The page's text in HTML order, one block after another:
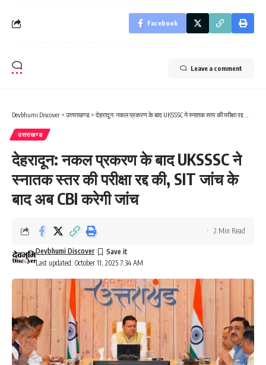
Facebook
Leave a comment
Devbhumi Discover > उत्तराखण्ड > देहरादून: नकल प्रकरण के बाद UKSSSC ने स्नातक स्तर की परीक्षा रद्द की, SIT जांच के बाद अब CBI करेगी जांच
उत्तराखण्ड
देहरादून: नकल प्रकरण के बाद UKSSSC ने
स्नातक स्तर की परीक्षा रद्द की, SIT जांच के
बाद अब CBI करेगी जांच
Last updated: October 11, 2025 7:34 AM
Devbhumi Discover
2 Min Read